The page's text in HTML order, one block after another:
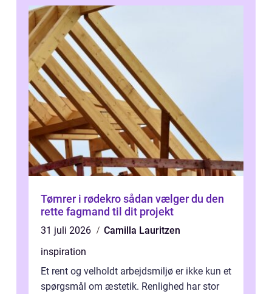
Tømrer i rødekro sådan vælger du den
rette fagmand til dit projekt
31 juli 2026
Camilla Lauritzen
inspiration
Et rent og velholdt arbejdsmiljø er ikke kun et
spørgsmål om æstetik. Renlighed har stor